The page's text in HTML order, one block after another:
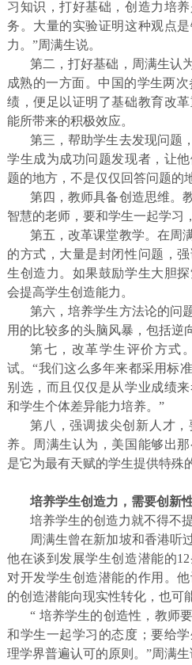
习知识，打好基础，创造力培
务。大量的实验证明这种观点
力。”周满生说。
第二，打好基础，周满生认
成熟的一方面。中国的学生两
绩，便足以证明了基础教育改
能所带来的积极效应。
第三，帮助学生去发现问题
学生成为成功问题发现者，让
题的地方，不是仅仅回答问题的
第四，教师具备创造思维。
智慧的老师，要和学生一起学习
第五，改革课堂教学。在周
的方式，大量是封闭性问题，
生创造力。如果鼓励学生大胆探
会提高学生创造能力。
第六，培养学生方法论的问
用的比较多的头脑风暴，包括逆
第七，改革学生评价方式
试。“我们这么多年来都采用标
别选，而且仅仅是从学业成绩
和学生个体差异能力培养。”
第八，强调拔尖创新人才
养。周满生认为，美国能够出
是它为最有天赋的学生提供特殊
培养学生创造力，需要创新
培养学生的创造力就不得不
周满生曾在新加坡和香港听
他在谈到发展学生创造潜能的
对开发学生创造潜能的作用。
的创造潜能向现实性转化，也可
“ 培养学生的创造性，教师
和学生一起学习的态度；要给
理学界普遍认可的原则。”周满生